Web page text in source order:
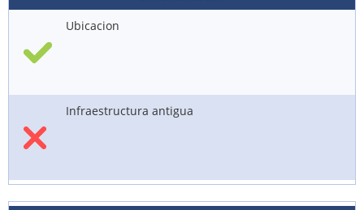
Ubicacion
Infraestructura antigua